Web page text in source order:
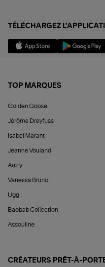
TÉLÉCHARGEZ
TOP MARQUES
Golden Goose
Jérôme Dreyfuss
Isabel Marant
Jeanne Vouland
Autry
Vanessa Bruno
Ugg
Baobab Collection
Assouline
CRÉATEURS PRÊT-À-